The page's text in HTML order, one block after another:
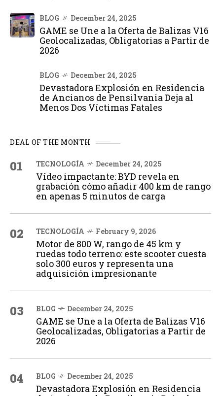
BLOG December 24, 2025
GAME se Une a la Oferta de Balizas V16
Geolocalizadas, Obligatorias a Partir de
2026
BLOG December 24, 2025
Devastadora Explosión en Residencia
de Ancianos de Pensilvania Deja al
Menos Dos Víctimas Fatales
DEAL OF THE MONTH
01 TECNOLOGÍA December 24, 2025
Vídeo impactante: BYD revela en
grabación cómo añadir 400 km de rango
en apenas 5 minutos de carga
02 TECNOLOGÍA February 9, 2026
Motor de 800 W, rango de 45 km y
ruedas todo terreno: este scooter cuesta
solo 300 euros y representa una
adquisición impresionante
03 BLOG December 24, 2025
GAME se Une a la Oferta de Balizas V16
Geolocalizadas, Obligatorias a Partir de
2026
04 BLOG December 24, 2025
Devastadora Explosión en Residencia